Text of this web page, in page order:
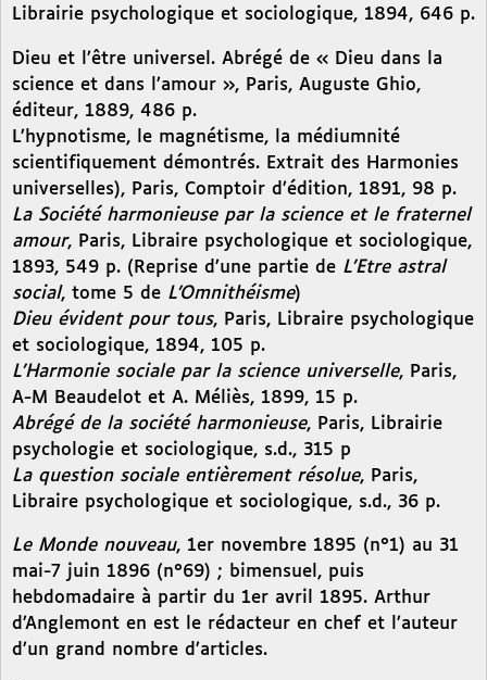
Librairie psychologique et sociologique, 1894, 646 p.
Dieu et l’être universel. Abrégé de « Dieu dans la
science et dans l’amour », Paris, Auguste Ghio,
éditeur, 1889, 486 p.
L’hypnotisme, le magnétisme, la médiumnité
scientifiquement démontrés. Extrait des Harmonies
universelles), Paris, Comptoir d’édition, 1891, 98 p.
La Société harmonieuse par la science et le fraternel
amour, Paris, Libraire psychologique et sociologique,
1893, 549 p. (Reprise d’une partie de L’Etre astral
social, tome 5 de L’Omnithéisme)
Dieu évident pour tous, Paris, Libraire psychologique
et sociologique, 1894, 105 p.
L’Harmonie sociale par la science universelle, Paris,
A-M Beaudelot et A. Méliès, 1899, 15 p.
Abrégé de la société harmonieuse, Paris, Librairie
psychologie et sociologique, s.d., 315 p
La question sociale entièrement résolue, Paris,
Libraire psychologique et sociologique, s.d., 36 p.
Le Monde nouveau, 1er novembre 1895 (n°1) au 31
mai-7 juin 1896 (n°69) ; bimensuel, puis
hebdomadaire à partir du 1er avril 1895. Arthur
d’Anglemont en est le rédacteur en chef et l’auteur
d’un grand nombre d’articles.